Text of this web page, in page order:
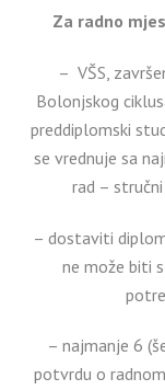
Za radno
– VŠS,
Bolonjskog
preddiplomski
se vrednuje sa
rad –
– dostaviti
ne može biti
– najmanje 6
potvrdu o